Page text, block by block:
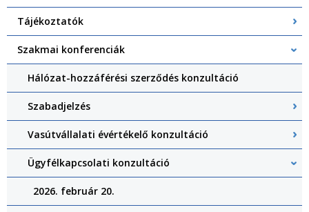
Tájékoztatók
Szakmai konferenciák
Hálózat-hozzáférési szerződés konzultáció
Szabadjelzés
Vasútvállalati évértékelő konzultáció
Ügyfélkapcsolati konzultáció
2026. február 20.